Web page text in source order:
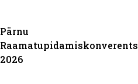
Pärnu
Raamatupidamiskonverents
2026